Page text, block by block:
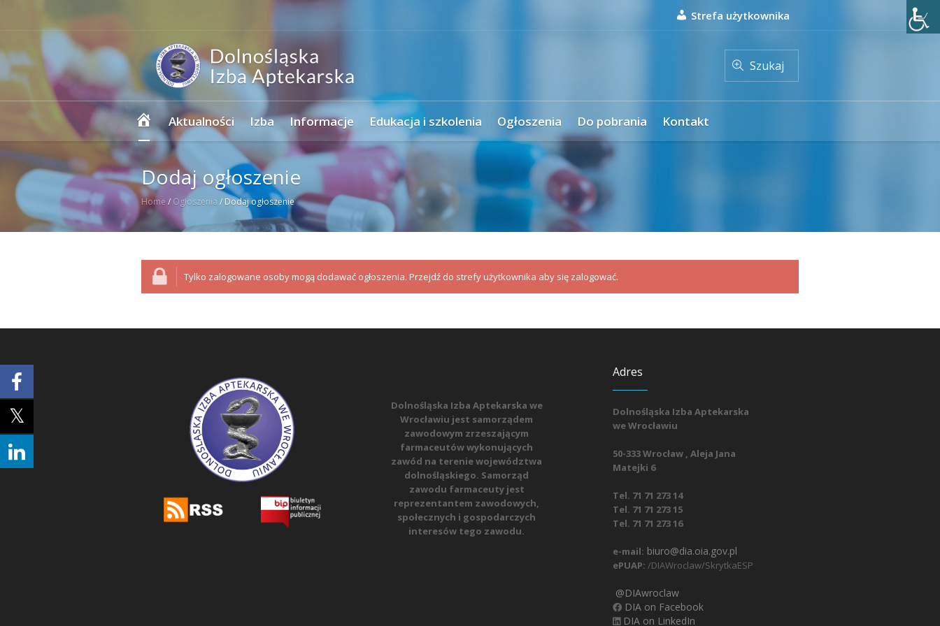
Strefa użytkownika
Szukaj
Strona
główna
Aktualności Izba Informacje Edukacja i szkolenia Ogłoszenia Do pobrania Kontakt
Dodaj ogłoszenie
Home / Ogłoszenia / Dodaj ogłoszenie
Tylko zalogowane osoby mogą dodawać ogłoszenia. Przejdź do strefy użytkownika aby się zalogować.
Dolnośląska Izba Aptekarska we
Wrocławiu jest samorządem
zawodowym zrzeszającym
farmaceutów wykonujących
zawód na terenie województwa
dolnośląskiego. Samorząd
zawodu farmaceuty jest
reprezentantem zawodowych,
społecznych i gospodarczych
interesów tego zawodu.
Adres
Dolnośląska Izba Aptekarska
we Wrocławiu
50-333 Wrocław , Aleja Jana
Matejki 6
Tel. 71 71 273 14
Tel. 71 71 273 15
Tel. 71 71 273 16
e-mail: biuro@dia.oia.gov.pl
ePUAP: /DIAWroclaw/SkrytkaESP
@DIAwroclaw
DIA on Facebook
DIA on LinkedIn